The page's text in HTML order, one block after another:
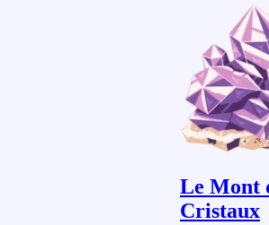
Le Mont
Cristaux